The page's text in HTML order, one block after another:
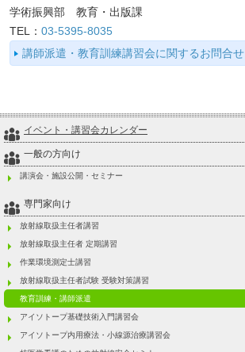
学術振興部 教育・出版課
TEL： 03-5395-8035
講師派遣・教育訓練講習会に関するお問合せ
イベント・講習会カレンダー
一般の方向け
講演会・施設公開・セミナー
専門家向け
放射線取扱主任者講習
放射線取扱主任者 定期講習
作業環境測定士講習
放射線取扱主任者試験 受験対策講習
教育訓練・講師派遣
アイソトープ基礎技術入門講習会
アイソトープ内用療法・小線源治療講習会